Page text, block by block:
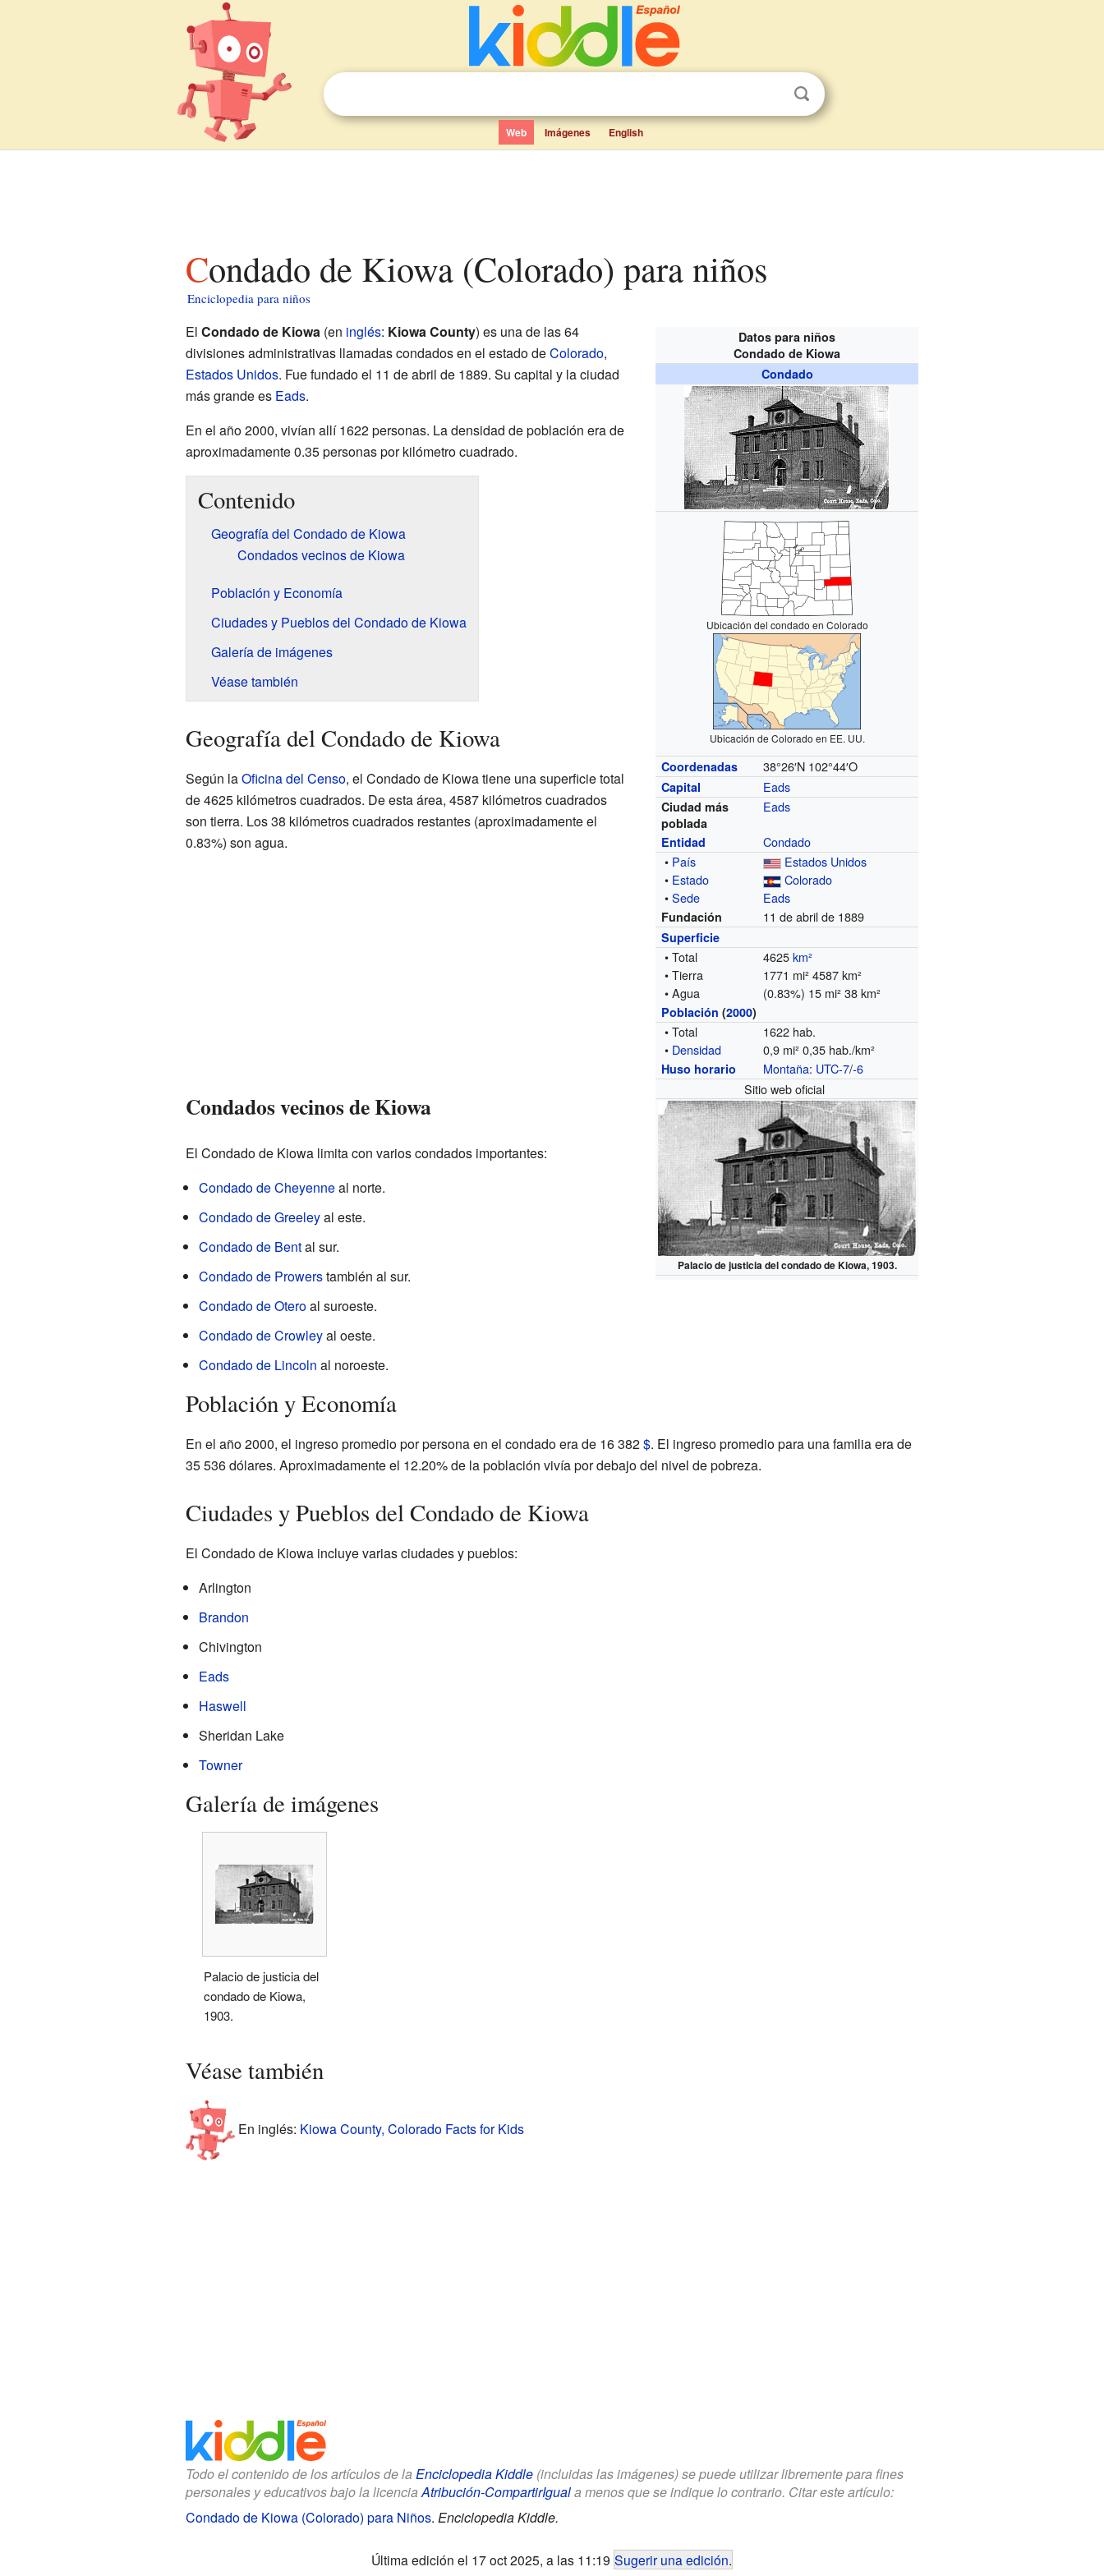
Web Imágenes English
Condado de Kiowa (Colorado) para niños
Enciclopedia para niños
Datos para niños
Condado de Kiowa
Condado
Ubicación del condado en Colorado
Ubicación de Colorado en EE. UU.
Coordenadas 38°26′N 102°44′O
Capital Eads
Ciudad más
poblada
Eads
Entidad
Condado
• País
Estados Unidos
• Estado
Colorado
•Sede Eads
Fundación 11 de abril de 1889
Superficie
• Total 4625km²
• Tierra
1771 mi² 4587 km²
• Agua
(0.83%) 15 mi² 38 km²
Población (2000)
• Total
1622 hab.
• Densidad 0,9 mi² 0,35 hab./km²
Huso horario Montaña: UTC-7/-6
Sitio web oficial
Palacio de justicia del condado de Kiowa, 1903.
El Condado de Kiowa(en inglés: Kiowa County) es una de las 64
divisiones administrativas llamadas condados en el estado deColorado,
Estados Unidos. Fue fundado el 11 de abril de 1889. Su capital y la ciudad
más grande es Eads.
En el año 2000, vivían allí 1622 personas. La densidad de población era de
aproximadamente 0.35 personas por kilómetro cuadrado.
Contenido
Geografía del Condado de Kiowa
Condados vecinos de Kiowa
Población y Economía
Ciudades y Pueblos del Condado de Kiowa
Galería de imágenes
Véase también
Geografía del Condado de Kiowa
Según laOficina del Censo, el Condado de Kiowa tiene una superficie total
de 4625 kilómetros cuadrados. De esta área, 4587 kilómetros cuadrados
son tierra. Los 38 kilómetros cuadrados restantes (aproximadamente el
0.83%) son agua.
Condados vecinos de Kiowa
El Condado de Kiowa limita con varios condados importantes:
Condado de Cheyenneal norte.
Condado de Greeleyal este.
Condado de Bental sur.
Condado de Prowerstambién al sur.
Condado de Oteroal suroeste.
Condado de Crowleyal oeste.
Condado de Lincoln al noroeste.
Población y Economía
En el año 2000, el ingreso promedio por persona en el condado era de 16 382$. El ingreso promedio para una familia era de
35 536 dólares. Aproximadamente el 12.20% de la población vivía por debajo del nivel de pobreza.
Ciudades y Pueblos del Condado de Kiowa
El Condado de Kiowa incluye varias ciudades y pueblos:
Arlington
Brandon
Chivington
Eads
Haswell
Sheridan Lake
Towner
Galería de imágenes
Palacio de justicia del
condado de Kiowa,
1903.
Véase también
En inglés: Kiowa County, Colorado Facts for Kids
Todo el contenido de los artículos de la Enciclopedia Kiddle(incluidas las imágenes) se puede utilizar libremente para fines
personales y educativos bajo la licencia Atribución-CompartirIguala menos que se indique lo contrario. Citar este artículo:
Condado de Kiowa (Colorado) para Niños. Enciclopedia Kiddle.
Última edición el 17 oct 2025, a las 11:19 Sugerir una edición.